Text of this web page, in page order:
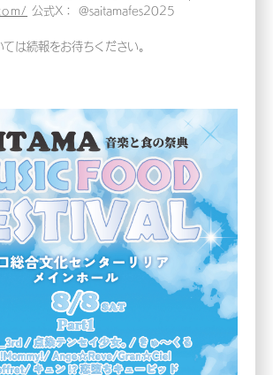
公式X： @saitamafes2025
は続報をお待ちください。